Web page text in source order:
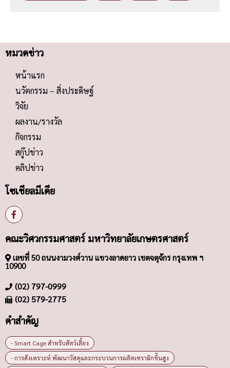
หมวดข่าว
หน้าแรก
นวัตกรรม – สิ่งประดิษฐ์
วิจัย
ผลงาน/รางวัล
กิจกรรม
สกู๊ปข่าว
คลิปข่าว
โซเชียลมีเดีย
คณะวิศวกรรมศาสตร์ มหาวิทยาลัยเกษตรศาสตร์
เลขที่ 50 ถนนงามวงศ์วาน แขวงลาดยาว เขตจตุจักร กรุงเทพ ฯ
10900
(02) 797-0999
(02) 579-2775
คำสำคัญ
- Smart Cage สำหรับสัตว์เลี้ยง
- การสังเคราะห์ พัฒนาวัสดุและกระบวนการผลิตเซรามิกขั้นสูง